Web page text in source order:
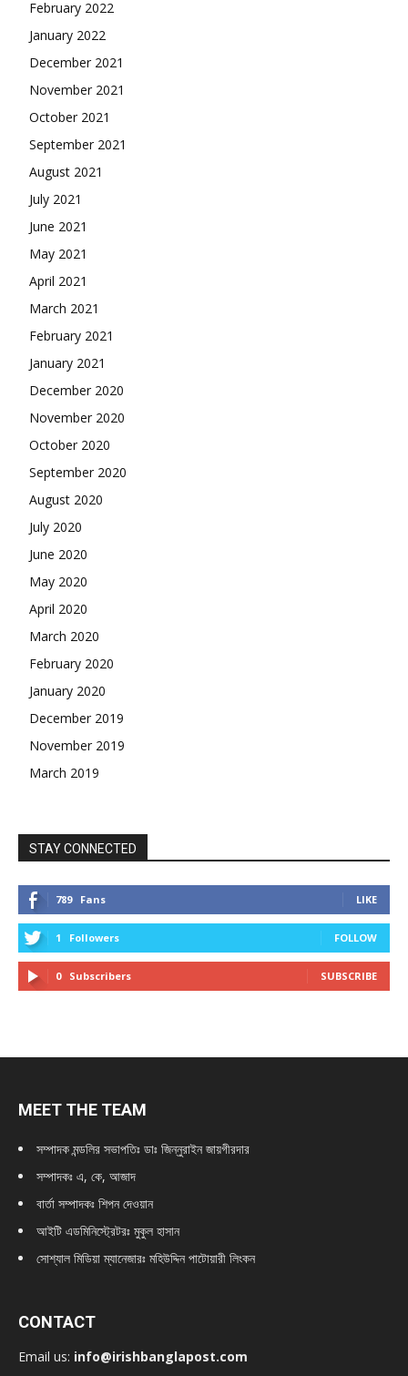
February 2022
January 2022
December 2021
November 2021
October 2021
September 2021
August 2021
July 2021
June 2021
May 2021
April 2021
March 2021
February 2021
January 2021
December 2020
November 2020
October 2020
September 2020
August 2020
July 2020
June 2020
May 2020
April 2020
March 2020
February 2020
January 2020
December 2019
November 2019
March 2019
STAY CONNECTED
789 Fans LIKE
1 Followers FOLLOW
0 Subscribers SUBSCRIBE
MEET THE TEAM
সম্পাদক মন্ডলির সভাপতিঃ ডাঃ জিন্নুরাইন জায়গীরদার
সম্পাদকঃ এ, কে, আজাদ
বার্তা সম্পাদকঃ শিপন দেওয়ান
আইটি এডমিনিস্ট্রেটরঃ মুকুল হাসান
সোশ্যাল মিডিয়া ম্যানেজারঃ মহিউদ্দিন পাটোয়ারী লিংকন
CONTACT
Email us: info@irishbanglapost.com